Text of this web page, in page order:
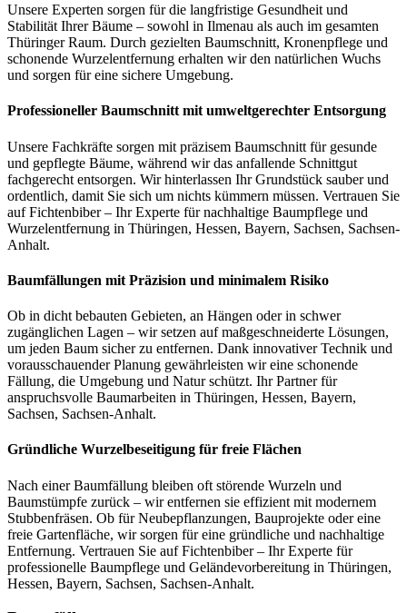
Unsere Experten sorgen für die langfristige Gesundheit und
Stabilität Ihrer Bäume – sowohl in Ilmenau als auch im gesamten
Thüringer Raum. Durch gezielten Baumschnitt, Kronenpflege und
schonende Wurzelentfernung erhalten wir den natürlichen Wuchs
und sorgen für eine sichere Umgebung.
Professioneller Baumschnitt mit umweltgerechter Entsorgung
Unsere Fachkräfte sorgen mit präzisem Baumschnitt für gesunde
und gepflegte Bäume, während wir das anfallende Schnittgut
fachgerecht entsorgen. Wir hinterlassen Ihr Grundstück sauber und
ordentlich, damit Sie sich um nichts kümmern müssen. Vertrauen Sie
auf Fichtenbiber – Ihr Experte für nachhaltige Baumpflege und
Wurzelentfernung in Thüringen, Hessen, Bayern, Sachsen, Sachsen-
Anhalt.
Baumfällungen mit Präzision und minimalem Risiko
Ob in dicht bebauten Gebieten, an Hängen oder in schwer
zugänglichen Lagen – wir setzen auf maßgeschneiderte Lösungen,
um jeden Baum sicher zu entfernen. Dank innovativer Technik und
vorausschauender Planung gewährleisten wir eine schonende
Fällung, die Umgebung und Natur schützt. Ihr Partner für
anspruchsvolle Baumarbeiten in Thüringen, Hessen, Bayern,
Sachsen, Sachsen-Anhalt.
Gründliche Wurzelbeseitigung für freie Flächen
Nach einer Baumfällung bleiben oft störende Wurzeln und
Baumstümpfe zurück – wir entfernen sie effizient mit modernem
Stubbenfräsen. Ob für Neubepflanzungen, Bauprojekte oder eine
freie Gartenfläche, wir sorgen für eine gründliche und nachhaltige
Entfernung. Vertrauen Sie auf Fichtenbiber – Ihr Experte für
professionelle Baumpflege und Geländevorbereitung in Thüringen,
Hessen, Bayern, Sachsen, Sachsen-Anhalt.